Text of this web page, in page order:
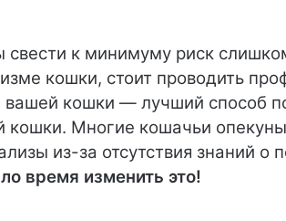
свести к минимуму риск
кошки, стоит проводить
вашей кошки — лучший способ
кошки. Многие кошачьи
из-за отсутствия знаний о
время изменить это!